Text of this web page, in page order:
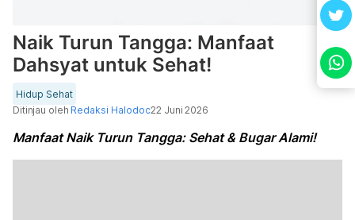
Naik Turun Tangga: Manfaat
Dahsyat untuk Sehat!
Hidup Sehat
Ditinjau oleh Redaksi Halodoc22 Juni 2026
Manfaat Naik Turun Tangga: Sehat & Bugar Alami!